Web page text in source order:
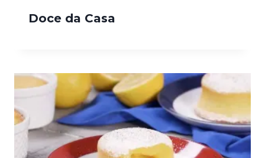
Doce da Casa